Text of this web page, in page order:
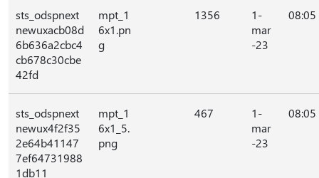
sts_odspnext
newuxacb08d
6b636a2cbc4
cb678c30cbe
42fd
mpt_1
6x1.pn
g
1356
1-
mar
-23
08:05
sts_odspnext
newux4f2f35
2e64b41147
7ef64731988
1db11
mpt_1
6x1_5.
png
467
1-
mar
-23
08:05